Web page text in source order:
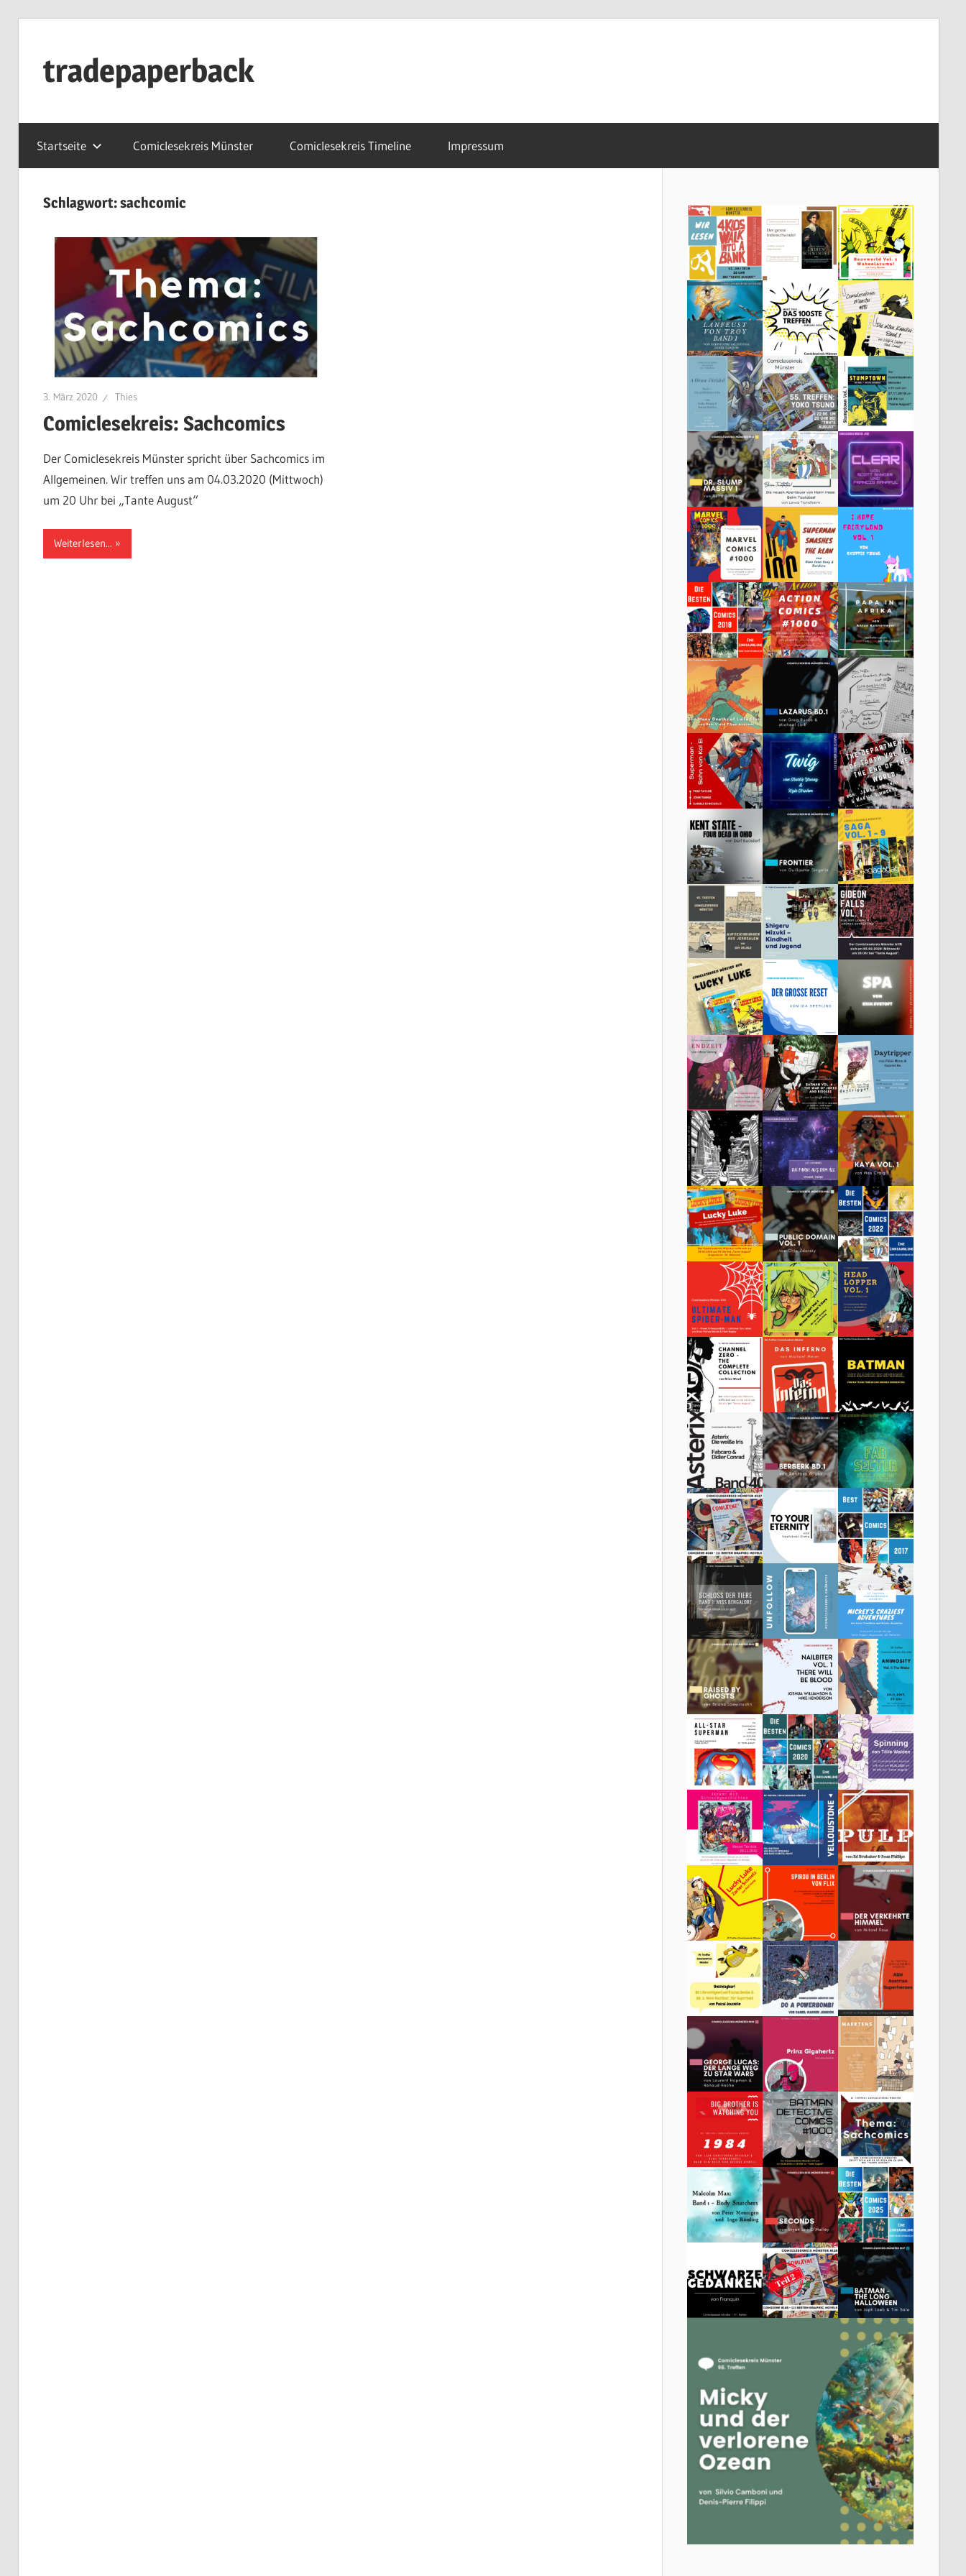
springentradepaperback
by
thies
albers
Startseite Comiclesekreis Münster Comiclesekreis Timeline Impressum
Schlagwort:sachcomic
3. März 2020 Thies
Comiclesekreis: Sachcomics
Der Comiclesekreis Münster spricht über Sachcomics im
Allgemeinen. Wir treffen uns am 04.03.2020 (Mittwoch)
um 20 Uhr bei „Tante August“
Weiterlesen...